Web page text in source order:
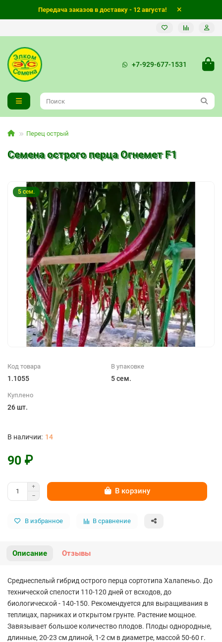
Передача заказов в доставку - 12 августа!
+7-929-677-1531
Перец острый
Семена острого перца Огнемет F1
5 сем.
Код товара
1.1055
В упаковке
5 сем.
Куплено
26 шт.
14
90 ₽
В корзину
В избранное В сравнение
Описание Отзывы
Среднеспелый гибрид острого перца сортотипа Халапеньо. До
технической спелости 110-120 дней от всходов, до
биологической - 140-150. Рекомендуется для выращивания в
теплицах, парниках и открытом грунте. Растение мощное.
Завязывает большое количество плодов. Плоды однородные,
длинные, 20-23 см длиной, 1-2 см в диаметре, массой 50-60 г.